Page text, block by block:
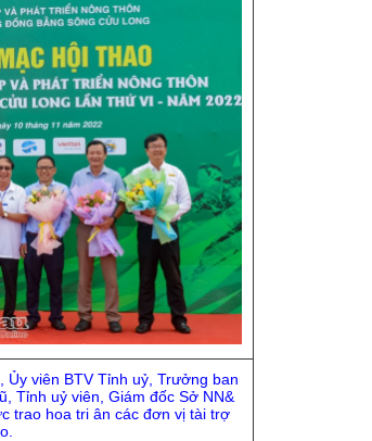
viên BTV Tỉnh uỷ, Trưởng ban
Tỉnh uỷ viên, Giám đốc Sở NN&
trao hoa tri ân các đơn vị tài trợ